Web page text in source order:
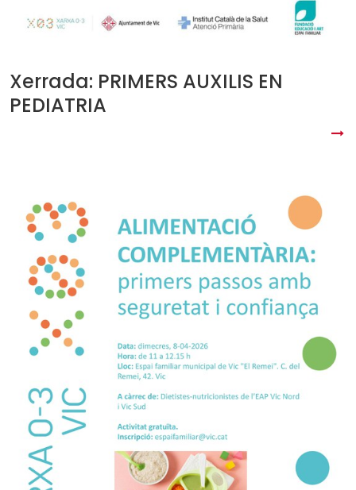
Xerrada: PRIMERS AUXILIS EN
PEDIATRIA